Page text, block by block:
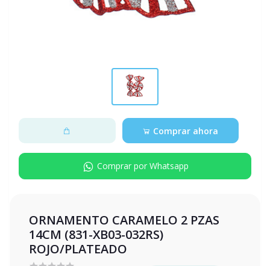
Comprar ahora
Comprar por Whatsapp
ORNAMENTO CARAMELO 2 PZAS
14CM (831-XB03-032RS)
ROJO/PLATEADO